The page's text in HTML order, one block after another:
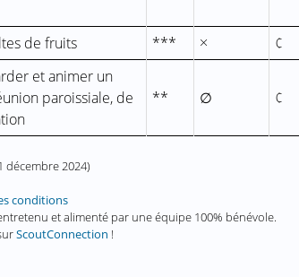
de fruits *** ×
¢
et animer un
paroissiale, de
** ∅ ¢
décembre 2024)
conditions
et alimenté par une équipe 100% bénévole.
ScoutConnection !